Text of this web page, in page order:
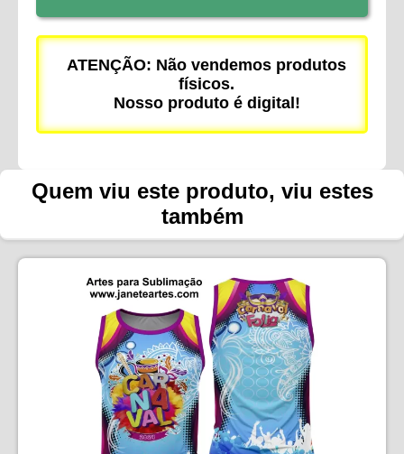
ATENÇÃO: Não vendemos produtos
físicos.
Nosso produto é digital!
Quem viu este produto, viu estes
também